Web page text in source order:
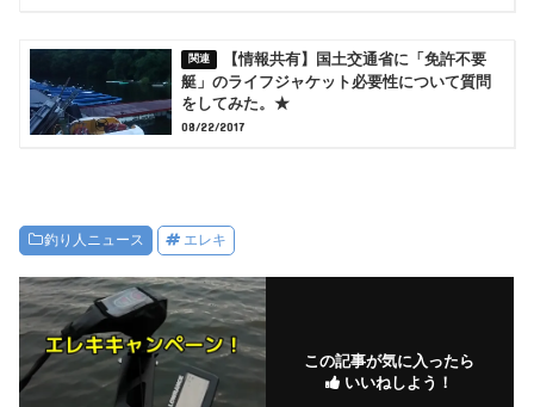
【情報共有】国土交通省に「免許不要
艇」のライフジャケット必要性について質問
をしてみた。★
08/22/2017
釣り人ニュース エレキ
この記事が気に入ったら
いいねしよう！